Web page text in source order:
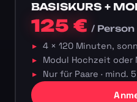
BASISKURS +
125 €/ Person
4 × 120 Minuten,
Modul Hochzeit oder
Nur für Paare · mind.